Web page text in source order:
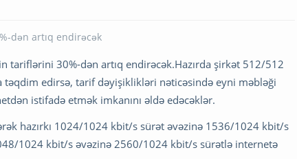
tariflərini 30%-dən artıq endirəcək.Hazırda şirkət 512/512
edirsə, tarif dəyişiklikləri nəticəsində eyni məbləği
istifadə etmək imkanını əldə edəcəklər.
hazırkı 1024/1024 kbit/s sürət əvəzinə 1536/1024 kbit/s
1024 kbit/s əvəzinə 2560/1024 kbit/s sürətlə internetə